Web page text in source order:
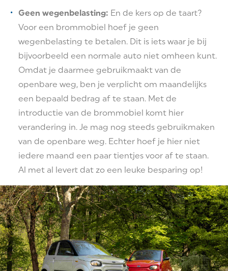
Geen wegenbelasting: En de kers op de taart?
Voor een brommobiel hoef je geen
wegenbelasting te betalen. Dit is iets waar je bij
bijvoorbeeld een normale auto niet omheen kunt.
Omdat je daarmee gebruikmaakt van de
openbare weg, ben je verplicht om maandelijks
een bepaald bedrag af te staan. Met de
introductie van de brommobiel komt hier
verandering in. Je mag nog steeds gebruikmaken
van de openbare weg. Echter hoef je hier niet
iedere maand een paar tientjes voor af te staan.
Al met al levert dat zo een leuke besparing op!